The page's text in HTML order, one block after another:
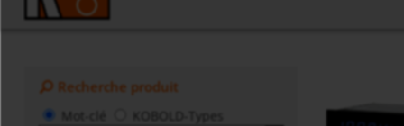
Recherche produit
Mot-clé KOBOLD-Types